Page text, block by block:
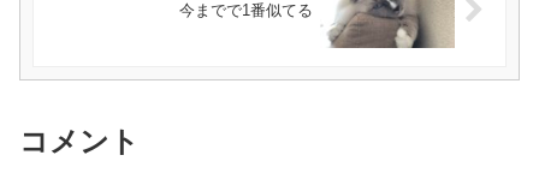
今までで1番似てる
コメント